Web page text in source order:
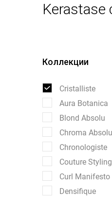
Kerastase
Коллекции
Cristalliste
Aura Botanica
Blond Absolu
Chroma Absolu
Chronologiste
Couture Styling
Curl Manifesto
Densifique